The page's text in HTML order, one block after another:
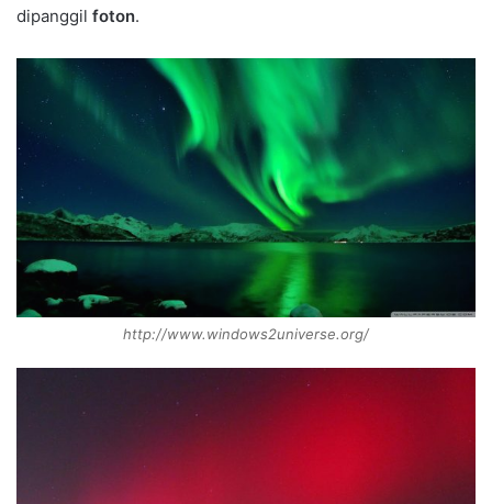
dipanggil foton.
http://www.windows2universe.org/